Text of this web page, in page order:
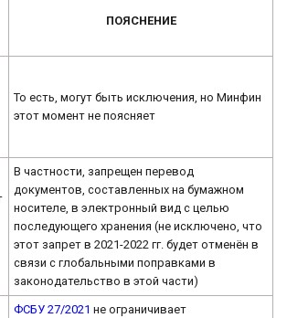
ПОЯСНЕНИЕ
То есть, могут быть исключения, но Минфин
этот момент не поясняет
В частности, запрещен перевод
документов, составленных на бумажном
носителе, в электронный вид с целью
последующего хранения (не исключено, что
этот запрет в 2021-2022 гг. будет отменён в
связи с глобальными поправками в
законодательство в этой части)
ФСБУ 27/2021 не ограничивает